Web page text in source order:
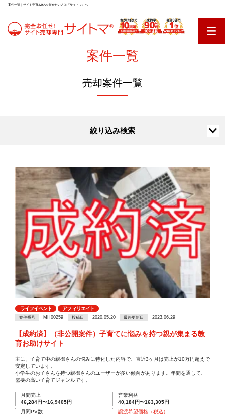
案件一覧｜サイト売買,M&Aを任せたい方は『サイトマ』へ
案件一覧
売却案件一覧
絞り込み検索
ライフイベント アフィリエイト
案件番号 MH00259 投稿日 2020.05.20 最終更新日 2023.06.29
【成約済】（非公開案件）子育てに悩みを持つ親が集まる教
育お助けサイト
主に、子育て中の親御さんの悩みに特化した内容で、直近3ヶ月は売上が10万円超えで
安定しています。
小学生のお子さんを持つ親御さんのユーザーが多い傾向があります。年間を通して、
需要の高い子育てジャンルです。
月間売上
46,284円〜16,9405円
営業利益
40,184円〜163,305円
月間PV数
譲渡希望価格（税込）